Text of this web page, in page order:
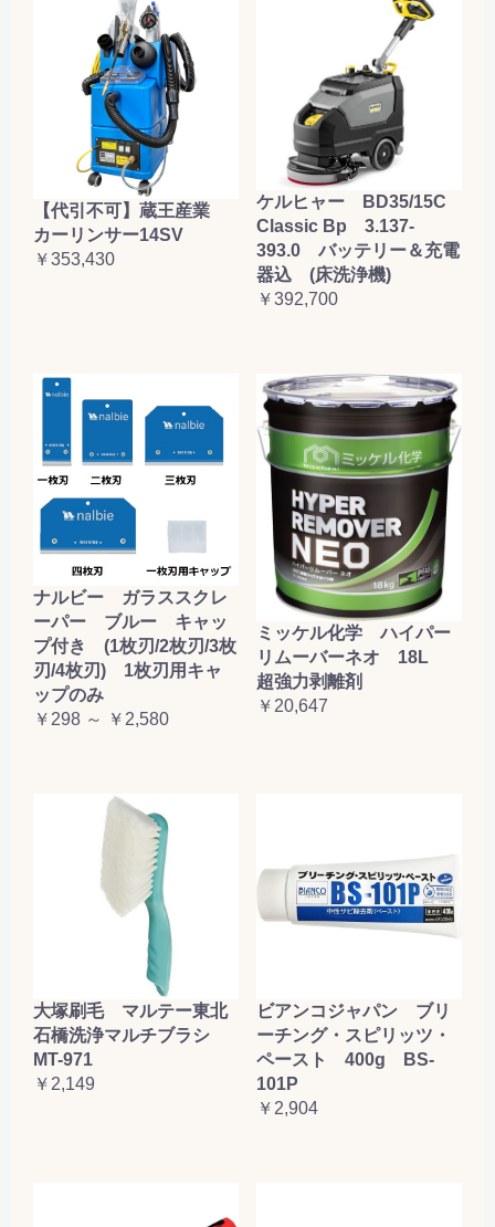
【代引不可】蔵王産業
カーリンサー14SV
￥353,430
ケルヒャー BD35/15C
Classic Bp 3.137-
393.0 バッテリー＆充電
器込 (床洗浄機)
￥392,700
ナルビー ガラススクレ
ーパー ブルー キャッ
プ付き (1枚刃/2枚刃/3枚
刃/4枚刃) 1枚刃用キャ
ップのみ
￥298 ～ ￥2,580
ミッケル化学 ハイパー
リムーバーネオ 18L
超強力剥離剤
￥20,647
大塚刷毛 マルテー東北
石橋洗浄マルチブラシ
MT-971
￥2,149
ビアンコジャパン ブリ
ーチング・スピリッツ・
ペースト 400g BS-
101P
￥2,904